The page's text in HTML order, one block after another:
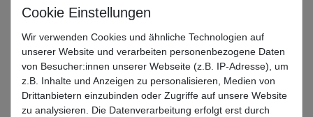
Fegis
Bronze Bomber Copper Perch Striped Ayu
Gold Black Orange Blue Herring Red Head
Wir verwenden Cookies und ähnliche Technologien auf
unserer Website und verarbeiten personenbezogene Daten
von Besucher:innen unserer Webseite (z.B. IP-Adresse), um
z.B. Inhalte und Anzeigen zu personalisieren, Medien von
Drittanbietern einzubinden oder Zugriffe auf unsere Website
zu analysieren. Die Datenverarbeitung erfolgt erst durch